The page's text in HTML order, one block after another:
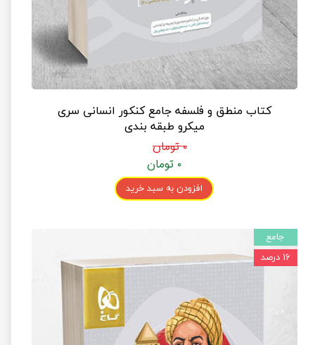
کتاب منطق و فلسفه جامع کنکور انسانی سری
میکرو طبقه بندی
۰ تومان
۰ تومان
افزودن به سبد خرید
جامع
۱۶ درصد